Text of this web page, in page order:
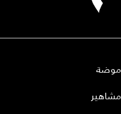
موضة
مشاهير